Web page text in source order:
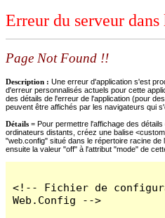
Erreur du serveur
Page Not Found !!
Description : Une erreur d'application s'est
d'erreur personnalisés actuels pour cette
des détails de l'erreur de l'application (pour
peuvent être affichés par les navigateurs qui
Détails = Pour permettre l'affichage des
ordinateurs distants, créez une balise
"web.config" situé dans le répertoire racine de
ensuite la valeur "off" à l'attribut "mode" de
<!-- Fichier de
Web.Config -->